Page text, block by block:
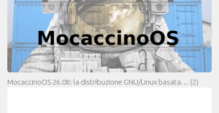
MocaccinoOS 26.08: la distribuzione GNU/Linux basata… (2)